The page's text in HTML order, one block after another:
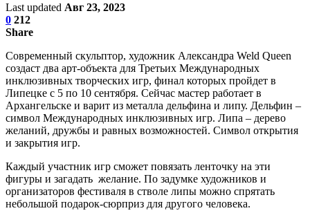
Last updated Авг 23, 2023
0 212
Share
Современный скульптор, художник Александра Weld Queen
создаст два арт-объекта для Третьих Международных
инклюзивных творческих игр, финал которых пройдет в
Липецке с 5 по 10 сентября. Сейчас мастер работает в
Архангельске и варит из металла дельфина и липу. Дельфин –
символ Международных инклюзивных игр. Липа – дерево
желаний, дружбы и равных возможностей. Символ открытия
и закрытия игр.
Каждый участник игр сможет повязать ленточку на эти
фигуры и загадать желание. По задумке художников и
организаторов фестиваля в стволе липы можно спрятать
небольшой подарок-сюрприз для другого человека.